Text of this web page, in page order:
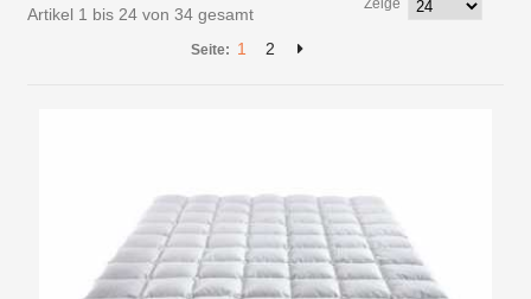
Artikel 1 bis 24 von 34 gesamt
Zeige
Seite: 1 2